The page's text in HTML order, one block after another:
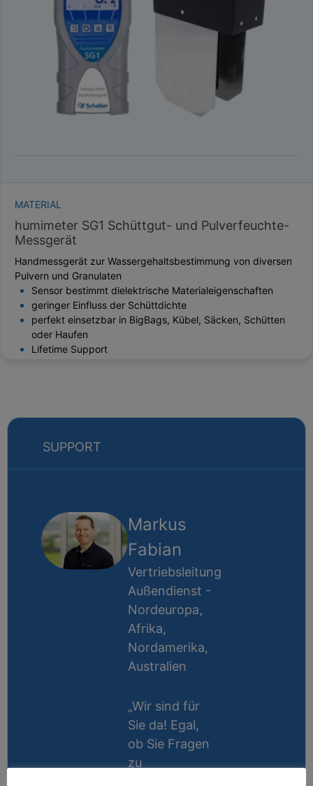
SCHÜTTDICHTE
GEWICHT / MASSE
MATERIAL
humimeter SG1 Schüttgut- und Pulverfeuchte-
Messgerät
Handmessgerät zur Wassergehaltsbestimmung von diversen
Pulvern und Granulaten
Sensor bestimmt dielektrische Materialeigenschaften
geringer Einfluss der Schüttdichte
perfekt einsetzbar in BigBags, Kübel, Säcken, Schütten
oder Haufen
Lifetime Support
SUPPORT
Markus
Fabian
Vertriebsleitung
Außendienst -
Nordeuropa,
Afrika,
Nordamerika,
Australien
„Wir sind für
Sie da! Egal,
ob Sie Fragen
zu